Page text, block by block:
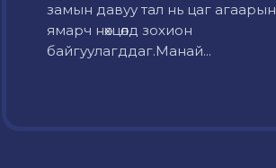
замын давуу тал нь цаг агаарын
ямарч нөхцөлд зохион
байгуулагддаг.Манай...